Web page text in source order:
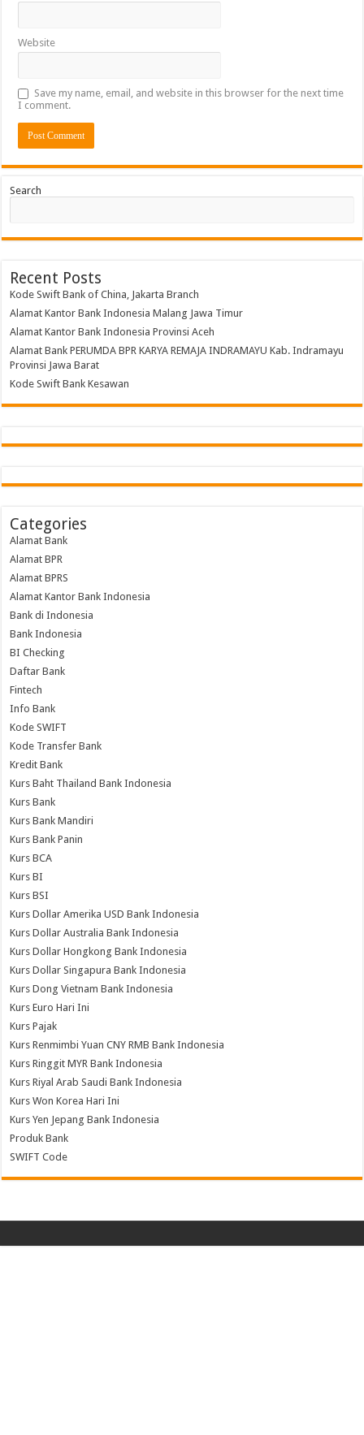
Website
Save my name, email, and website in this browser for the next time
I comment.
Search
Recent Posts
Kode Swift Bank of China, Jakarta Branch
Alamat Kantor Bank Indonesia Malang Jawa Timur
Alamat Kantor Bank Indonesia ​Provinsi Aceh
Alamat Bank PERUMDA BPR KARYA REMAJA INDRAMAYU Kab. Indramayu
Provinsi Jawa Barat
Kode Swift Bank Kesawan
Categories
Alamat Bank
Alamat BPR
Alamat BPRS
Alamat Kantor Bank Indonesia
Bank di Indonesia
Bank Indonesia
BI Checking
Daftar Bank
Fintech
Info Bank
Kode SWIFT
Kode Transfer Bank
Kredit Bank
Kurs Baht Thailand Bank Indonesia
Kurs Bank
Kurs Bank Mandiri
Kurs Bank Panin
Kurs BCA
Kurs BI
Kurs BSI
Kurs Dollar Amerika USD Bank Indonesia
Kurs Dollar Australia Bank Indonesia
Kurs Dollar Hongkong Bank Indonesia
Kurs Dollar Singapura Bank Indonesia
Kurs Dong Vietnam Bank Indonesia
Kurs Euro Hari Ini
Kurs Pajak
Kurs Renmimbi Yuan CNY RMB Bank Indonesia
Kurs Ringgit MYR Bank Indonesia
Kurs Riyal Arab Saudi Bank Indonesia
Kurs Won Korea Hari Ini
Kurs Yen Jepang Bank Indonesia
Produk Bank
SWIFT Code